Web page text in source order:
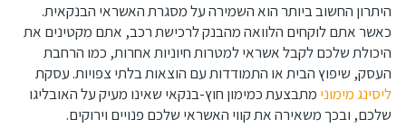
היתרון החשוב ביותר הוא השמירה על מסגרת האשראי הבנקאית.
כאשר אתם לוקחים הלוואה מהבנק לרכישת רכב, אתם מקטינים את
היכולת שלכם לקבל אשראי למטרות חיוניות אחרות, כמו הרחבת
העסק, שיפוץ הבית או התמודדות עם הוצאות בלתי צפויות. עסקת
ליסינג מימוני מתבצעת כמימון חוץ-בנקאי שאינו מעיק על האובליגו
שלכם, ובכך משאירה את קווי האשראי שלכם פנויים וירוקים.